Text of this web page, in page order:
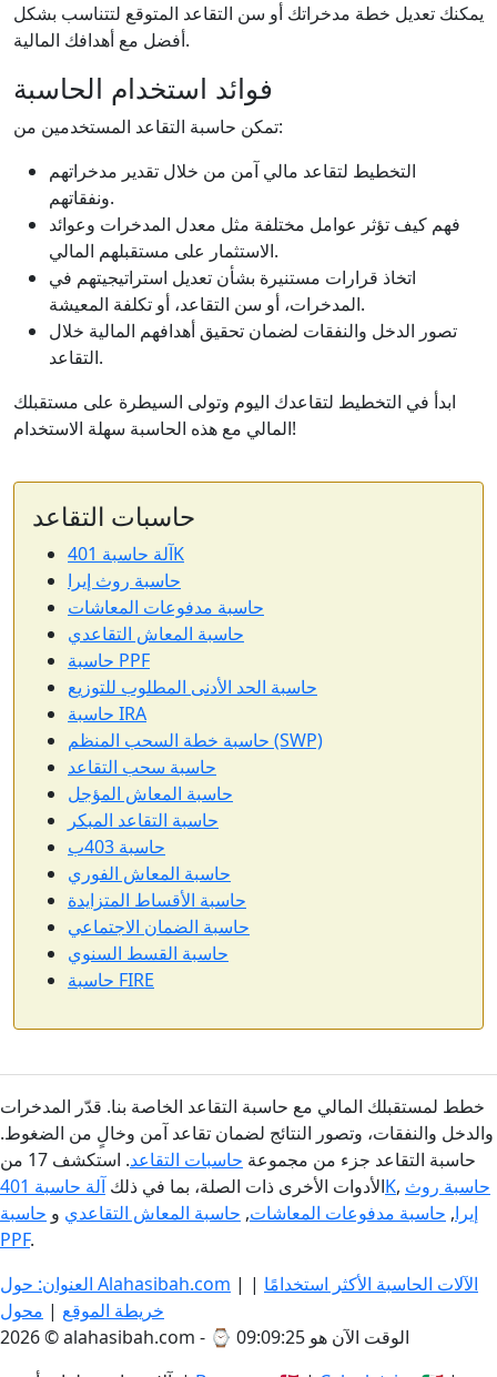
يمكنك تعديل خطة مدخراتك أو سن التقاعد المتوقع لتتناسب بشكل
أفضل مع أهدافك المالية.
فوائد استخدام الحاسبة
تمكن حاسبة التقاعد المستخدمين من:
التخطيط لتقاعد مالي آمن من خلال تقدير مدخراتهم
ونفقاتهم.
فهم كيف تؤثر عوامل مختلفة مثل معدل المدخرات وعوائد
الاستثمار على مستقبلهم المالي.
اتخاذ قرارات مستنيرة بشأن تعديل استراتيجيتهم في
المدخرات، أو سن التقاعد، أو تكلفة المعيشة.
تصور الدخل والنفقات لضمان تحقيق أهدافهم المالية خلال
التقاعد.
ابدأ في التخطيط لتقاعدك اليوم وتولى السيطرة على مستقبلك
المالي مع هذه الحاسبة سهلة الاستخدام!
حاسبات التقاعد
آلة حاسبة 401K
حاسبة روث إيرا
حاسبة مدفوعات المعاشات
حاسبة المعاش التقاعدي
حاسبة PPF
حاسبة الحد الأدنى المطلوب للتوزيع
حاسبة IRA
حاسبة خطة السحب المنظم (SWP)
حاسبة سحب التقاعد
حاسبة المعاش المؤجل
حاسبة التقاعد المبكر
حاسبة 403ب
حاسبة المعاش الفوري
حاسبة الأقساط المتزايدة
حاسبة الضمان الاجتماعي
حاسبة القسط السنوي
حاسبة FIRE
خطط لمستقبلك المالي مع حاسبة التقاعد الخاصة بنا. قدّر المدخرات
والدخل والنفقات، وتصور النتائج لضمان تقاعد آمن وخالٍ من الضغوط.
حاسبة التقاعد جزء من مجموعة حاسبات التقاعد
. استكشف 17 من
الأدوات الأخرى ذات الصلة، بما في ذلكآلة حاسبة 401K, حاسبة روث
إيرا, حاسبة مدفوعات المعاشات, حاسبة المعاش التقاعدي و حاسبة
PPF.
العنوان: حول Alahasibah.com | الآلات الحاسبة الأكثر استخدامًا |
خريطة الموقع | محول
2026 © alahasibah.com - ⌚
الوقت الآن هو 09:09:25